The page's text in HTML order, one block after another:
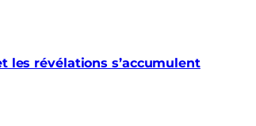
les révélations s’accumulent